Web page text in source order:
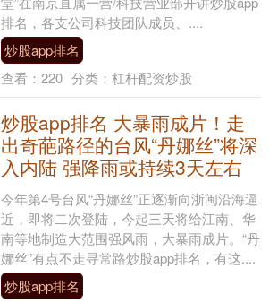
排名，各支公司科技团队成员、....
炒股app排名
查看： 220 分类： 杠杆配资炒股
炒股app排名 大暴雨成片！走
出奇葩路径的台风“丹娜丝”将深
入内陆 强降雨或持续3天左右
今年第4号台风“丹娜丝”正逐渐向浙闽沿海逼
近，即将二次登陆，今起三天将给江南、华
南等地制造大范围强风雨，大暴雨成片。“丹
娜丝”有点不走寻常路炒股app排名，有这....
炒股app排名